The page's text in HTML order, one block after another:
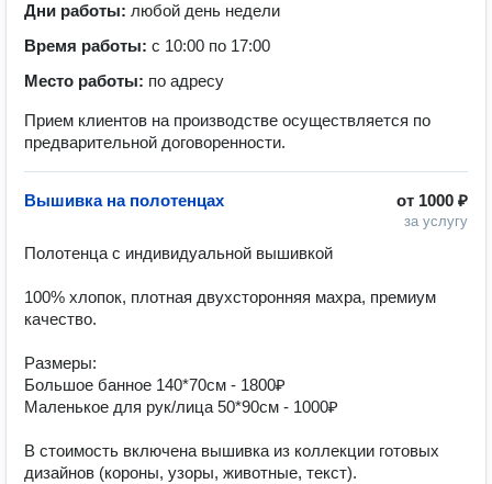
Дни работы: любой день недели
Время работы: с 10:00 по 17:00
Место работы: по адресу
Прием клиентов на производстве осуществляется по
предварительной договоренности.
от 1000 ₽
за услугу
Вышивка на полотенцах
Полотенца с индивидуальной вышивкой
100% хлопок, плотная двухсторонняя махра, премиум
качество.
Размеры:
Большое банное 140*70см - 1800₽
Маленькое для рук/лица 50*90см - 1000₽
В стоимость включена вышивка из коллекции готовых
дизайнов (короны, узоры, животные, текст).